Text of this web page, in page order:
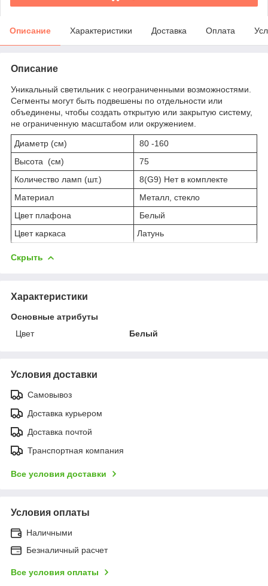
Описание Характеристики Доставка Оплата
Описание
Уникальный светильник с неограниченными возможностями.
Сегменты могут быть подвешены по отдельности или
объединены, чтобы создать открытую или закрытую систему,
не ограниченную масштабом или окружением.
Диаметр (см)
80 -160
Высота (см)
75
Количество ламп (шт.)
8(G9) Нет в комплекте
Материал
Металл, стекло
Цвет плафона
Белый
Цвет каркаса
Латунь
Скрыть
Характеристики
Основные атрибуты
Цвет
Белый
Условия доставки
Самовывоз
Доставка курьером
Доставка почтой
Транспортная компания
Все условия доставки
Условия оплаты
Наличными
Безналичный расчет
Все условия оплаты